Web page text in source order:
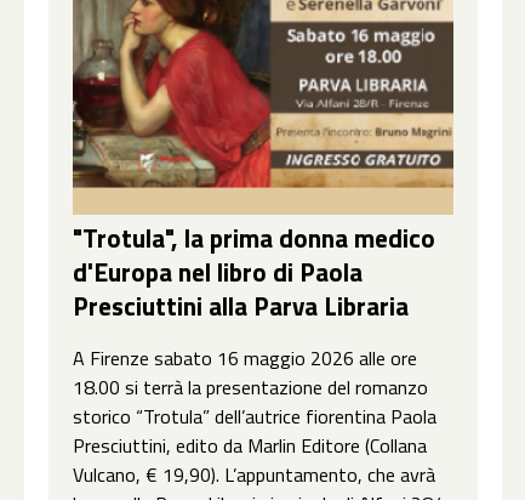
"Trotula", la prima donna medico
d'Europa nel libro di Paola
Presciuttini alla Parva Libraria
A Firenze sabato 16 maggio 2026 alle ore
18.00 si terrà la presentazione del romanzo
storico “Trotula” dell’autrice fiorentina Paola
Presciuttini, edito da Marlin Editore (Collana
Vulcano, € 19,90). L’appuntamento, che avrà